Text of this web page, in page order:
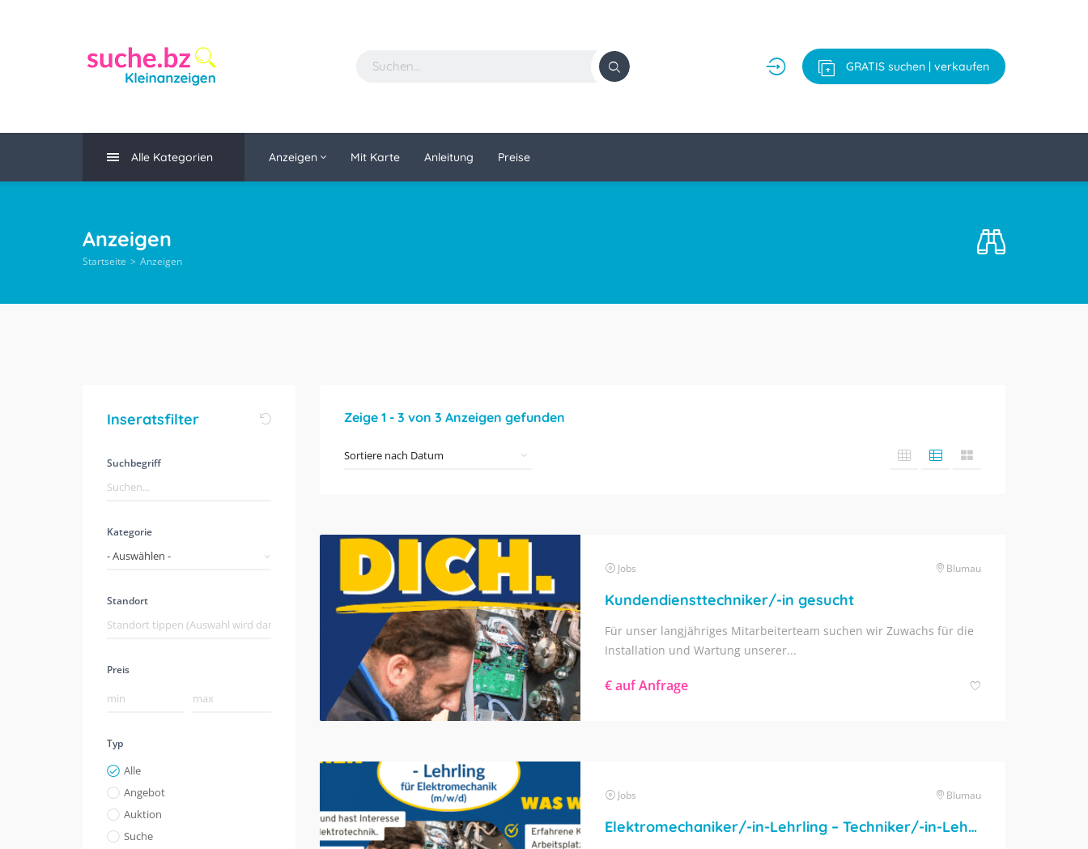
GRATIS suchen | verkaufen
Alle Kategorien Anzeigen Mit Karte Anleitung Preise
Anzeigen
Startseite Anzeigen
Inseratsfilter
Suchbegriff
Kategorie
- Auswählen -
Standort
Preis
Typ
Alle
Angebot
Auktion
Suche
Zeige 1 - 3 von 3 Anzeigen gefunden
Jobs Blumau
Kundendiensttechniker/-in gesucht
Für unser langjähriges Mitarbeiterteam suchen wir Zuwachs für die
Installation und Wartung unserer...
€ auf Anfrage
Jobs Blumau
Elektromechaniker/-in-Lehrling – Techniker/-in-Lehrling